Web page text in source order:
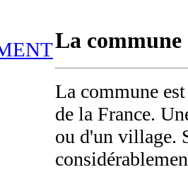
La commune
La commune
de la France.
ou d'un village.